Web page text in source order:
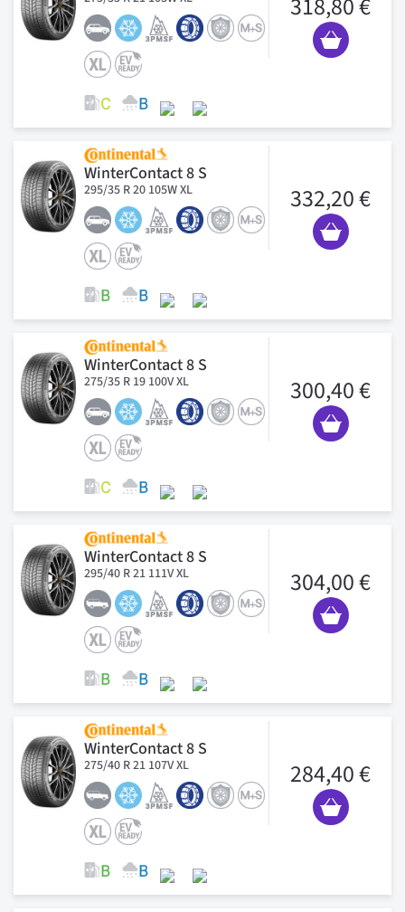
318,80 €
WinterContact 8 S
295/35 R 20 105W XL 332,20 €
WinterContact 8 S
275/35 R 19 100V XL 300,40 €
WinterContact 8 S
295/40 R 21 111V XL 304,00 €
WinterContact 8 S
275/40 R 21 107V XL 284,40 €